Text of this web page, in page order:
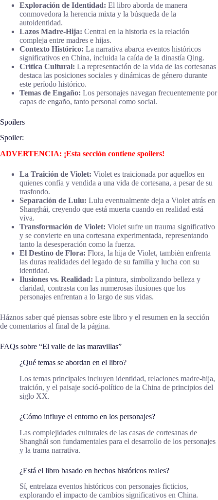
Exploración de Identidad: El libro aborda de manera
conmovedora la herencia mixta y la búsqueda de la
autoidentidad.
Lazos Madre-Hija: Central en la historia es la relación
compleja entre madres e hijas.
Contexto Histórico: La narrativa abarca eventos históricos
significativos en China, incluida la caída de la dinastía Qing.
Crítica Cultural: La representación de la vida de las cortesanas
destaca las posiciones sociales y dinámicas de género durante
este período histórico.
Temas de Engaño: Los personajes navegan frecuentemente por
capas de engaño, tanto personal como social.
Spoilers
Spoiler:
ADVERTENCIA: ¡Esta sección contiene spoilers!
La Traición de Violet: Violet es traicionada por aquellos en
quienes confía y vendida a una vida de cortesana, a pesar de su
trasfondo.
Separación de Lulu: Lulu eventualmente deja a Violet atrás en
Shanghái, creyendo que está muerta cuando en realidad está
viva.
Transformación de Violet: Violet sufre un trauma significativo
y se convierte en una cortesana experimentada, representando
tanto la desesperación como la fuerza.
El Destino de Flora: Flora, la hija de Violet, también enfrenta
las duras realidades del legado de su familia y lucha con su
identidad.
Ilusiones vs. Realidad: La pintura, simbolizando belleza y
claridad, contrasta con las numerosas ilusiones que los
personajes enfrentan a lo largo de sus vidas.
Háznos saber qué piensas sobre este libro y el resumen en la sección
de comentarios al final de la página.
FAQs sobre “El valle de las maravillas”
¿Qué temas se abordan en el libro?
Los temas principales incluyen identidad, relaciones madre-hija,
traición, y el paisaje soció-político de la China de principios del
siglo XX.
¿Cómo influye el entorno en los personajes?
Las complejidades culturales de las casas de cortesanas de
Shanghái son fundamentales para el desarrollo de los personajes
y la trama narrativa.
¿Está el libro basado en hechos históricos reales?
Sí, entrelaza eventos históricos con personajes ficticios,
explorando el impacto de cambios significativos en China.